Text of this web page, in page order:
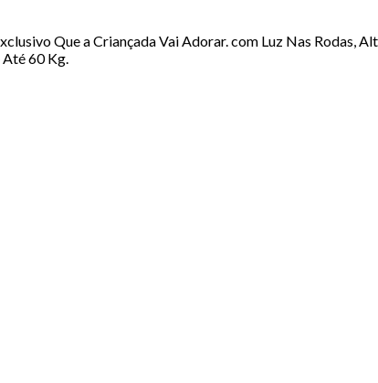
Que a Criançada Vai Adorar. com Luz Nas Rodas,
Até 60 Kg.